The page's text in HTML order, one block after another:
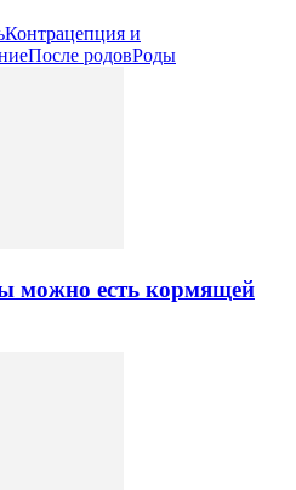
Контрацепция и
После родовРоды
можно есть кормящей